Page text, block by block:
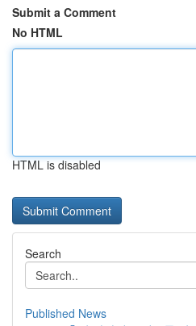
Submit a Comment
No HTML
HTML is disabled
Search
Published News